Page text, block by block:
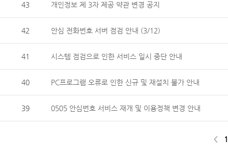
43 개인정보 제 3자 제공 약관 변경 공지
42 안심 전화번호 서버 점검 안내 (3/12)
41 시스템 점검으로 인한 서비스 일시 중단 안내
40 PC프로그램 오류로 인한 신규 및 재설치 불가 안내
39 0505 안심번호 서비스 재개 및 이용정책 변경 안내
< 1